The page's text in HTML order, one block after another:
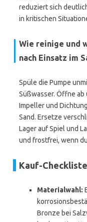
reduziert sich
in kritischen
Wie reinige und
nach Einsatz im
Spüle die Pumpe
Süßwasser. Öffne ab
Impeller und
Sand. Ersetze
Lager auf Spiel und
und frostfrei, wenn
Kauf-
Materialwahl:
Bronze bei